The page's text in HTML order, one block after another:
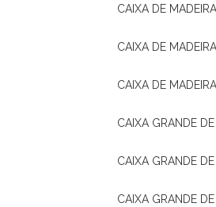
CAIXA DE
CAIXA DE
CAIXA DE
CAIXA GRANDE
CAIXA GRANDE
CAIXA GRANDE